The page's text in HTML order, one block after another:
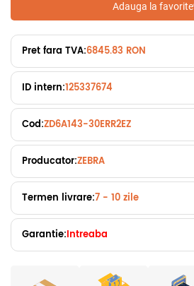
Adauga la favorite
Pret fara TVA:6845.83 RON
ID intern:125337674
Cod:ZD6A143-30ERR2EZ
Producator:ZEBRA
Termen livrare:7 - 10 zile
Garantie:Intreaba